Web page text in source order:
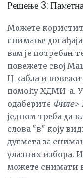
Решење 3:
Можете
снимање
вам је потребан
повежете свој
Ц кабла и
помоћу ХДМИ-а.
одаберите Филе>
једном треба да
слова "в" коју
дугмета за
улазних избора.
можете снимати